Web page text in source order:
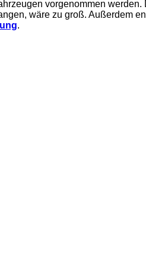
vorgenommen werden.
wäre zu groß. Außerdem
.